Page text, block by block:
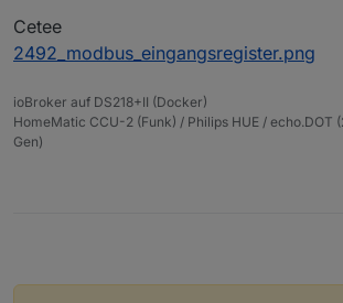
Cetee
2492_modbus_eingangsregister.png
ioBroker auf DS218+II (Docker)
HomeMatic CCU-2 (Funk) / Philips HUE / echo.DOT
Gen)